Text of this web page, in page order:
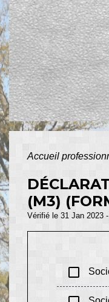
Accueil
(M3)
Vérifié le 31 Jan 2023
check_box_outline_blank